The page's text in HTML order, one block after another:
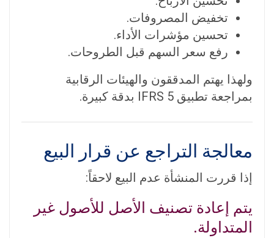
تخفيض المصروفات.
تحسين مؤشرات الأداء.
رفع سعر السهم قبل الطروحات.
ولهذا يهتم المدققون والهيئات الرقابية
بمراجعة تطبيق IFRS 5 بدقة كبيرة.
معالجة التراجع عن قرار البيع
إذا قررت المنشأة عدم البيع لاحقاً:
يتم إعادة تصنيف الأصل للأصول غير
المتداولة.